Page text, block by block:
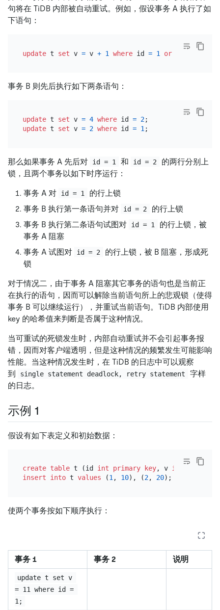
句将在 TiDB 内部被自动重试。例如，假设事务 A 执行了如
下语句：
update t set v = v + 1 where id = 1 or id
事务 B 则先后执行如下两条语句：
update t set v = 4 where id = 2
update t set v = 2 where id = 1
那么如果事务 A 先后对 id = 1 和 id = 2
的两行分别上
锁，且两个事务以如下时序运行：
事务 A 对 id = 1
的行上锁
事务 B 执行第一条语句并对
id = 2
的行上锁
事务 B 执行第二条语句试图对
id = 1
的行上锁，被
事务 A 阻塞
事务 A 试图对
id = 2
的行上锁，被 B 阻塞，形成死
锁
对于情况二，由于事务 A 阻塞其它事务的语句也是当前正
在执行的语句，因而可以解除当前语句所上的悲观锁（使得
事务 B 可以继续运行），并重试当前语句。TiDB 内部使用
key 的哈希值来判断是否属于这种情况。
当可重试的死锁发生时，内部自动重试并不会引起事务报
错，因而对客户端透明，但是这种情况的频繁发生可能影响
性能。当这种情况发生时，在 TiDB 的日志中可以观察
到
single statement deadlock, retry statement
字样
的日志。
示例 1
假设有如下表定义和初始数据：
create table t (id int primary key, v int
insert into t values (1, 10), (2, 20
使两个事务按如下顺序执行：
事务 1 事务 2 说明
update t set v
= 11 where id =
1;